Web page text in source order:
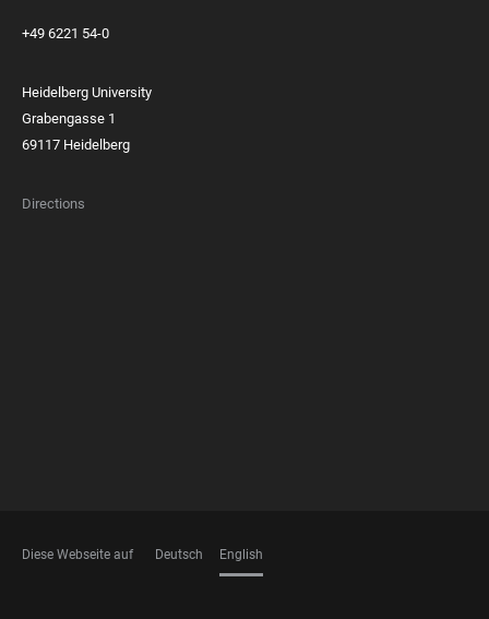
+49 6221 54-0
Heidelberg University
Grabengasse 1
69117 Heidelberg
Directions
Diese Webseite auf Deutsch English